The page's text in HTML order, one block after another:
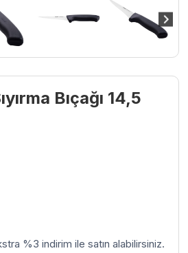
Bıçağı 14,5
%3 indirim ile satın alabilirsiniz.